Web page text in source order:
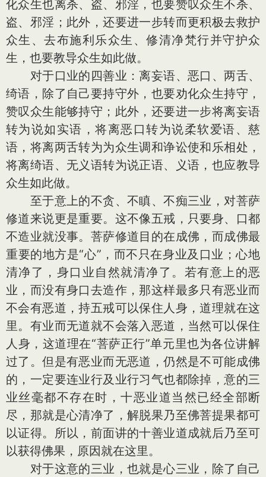
化众生也离杀、盗、邪淫，也要赞叹众生不杀、
盗、邪淫；此外，还要进一步转而更积极去救护
众生、去布施利乐众生、修清净梵行并守护众
生，也要教导众生如此做。
对于口业的四善业：离妄语、恶口、两舌、
绮语，除了自己要持守外，也要劝化众生持守，
赞叹众生能够持守；此外，还要进一步将离妄语
转为说如实语，将离恶口转为说柔软爱语、慈
语，将离两舌转为为众生调和诤讼使和乐相处，
将离绮语、无义语转为说正语、义语，也应教导
众生如此做。
至于意上的不贪、不瞋、不痴三业，对菩萨
修道来说更是重要。这不像五戒，只要身、口都
不造业就没事。菩萨修道目的在成佛，而成佛最
重要的地方是“心”，而不只在身业及口业；心地
清净了，身口业自然就清净了。若有意上的恶
业，而没有身口去造作，那这样最多只有恶业而
不会有恶道，持五戒可以保住人身，道理就在这
里。有业而无道就不会落入恶道，当然可以保住
人身，这道理在“菩萨正行”单元里也为各位讲解
过了。但是有恶业而无恶道，仍然是不可能成佛
的，一定要连业行及业行习气也都除掉，意的三
业丝毫都不存在时，十恶业道当然已经全部断
尽，那就是心清净了，解脱果乃至佛菩提果都可
以证得。所以，前面讲的十善业道成就后乃至可
以获得佛果，原因就在这里。
对于这意的三业，也就是心三业，除了自己